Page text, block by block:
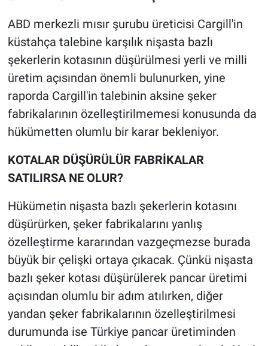
ABD merkezli mısır şurubu üreticisi Cargill'in
küstahça talebine karşılık nişasta bazlı
şekerlerin kotasının düşürülmesi yerli ve milli
üretim açısından önemli bulunurken, yine
raporda Cargill'in talebinin aksine şeker
fabrikalarının özelleştirilmemesi konusunda da
hükümetten olumlu bir karar bekleniyor.
KOTALAR DÜŞÜRÜLÜR FABRİKALAR
SATILIRSA NE OLUR?
Hükümetin nişasta bazlı şekerlerin kotasını
düşürürken, şeker fabrikalarını yanlış
özelleştirme kararından vazgeçmezse burada
büyük bir çelişki ortaya çıkacak. Çünkü nişasta
bazlı şeker kotası düşürülerek pancar üretimi
açısından olumlu bir adım atılırken, diğer
yandan şeker fabrikalarının özelleştirilmesi
durumunda ise Türkiye pancar üretiminden